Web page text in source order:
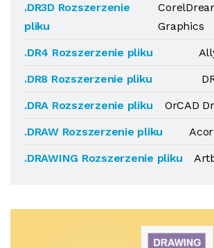
.DR3D Rozszerzenie
pliku
Graphics
.DR4 Rozszerzenie pliku
.DR8 Rozszerzenie pliku
.DRA Rozszerzenie pliku
OrCAD
.DRAW Rozszerzenie pliku
.DRAWING Rozszerzenie pliku